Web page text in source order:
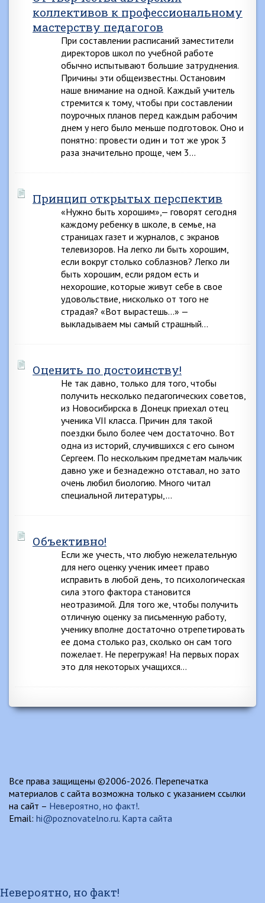
коллективов к профессиональному
мастерству педагогов
При составлении расписаний заместители
директоров школ по учебной работе
обычно испытывают большие затруднения.
Причины эти общеизвестны. Остановим
наше внимание на одной. Каждый учитель
стремится к тому, чтобы при составлении
поурочных планов перед каждым рабочим
днем у него было меньше подготовок. Оно и
понятно: провести один и тот же урок 3
раза значительно проще, чем 3…
Принцип открытых перспектив
«Нужно быть хорошим»,— говорят сегодня
каждому ребенку в школе, в семье, на
страницах газет и журналов, с экранов
телевизоров. На легко ли быть хорошим,
если вокруг столько соблазнов? Легко ли
быть хорошим, если рядом есть и
нехорошие, которые живут себе в свое
удовольствие, нисколько от того не
страдая? «Вот вырастешь…» —
выкладываем мы самый страшный…
Оценить по достоинству!
Не так давно, только для того, чтобы
получить несколько педагогических советов,
из Новосибирска в Донецк приехал отец
ученика VII класса. Причин для такой
поездки было более чем достаточно. Вот
одна из историй, случившихся с его сыном
Сергеем. По нескольким предметам мальчик
давно уже и безнадежно отставал, но зато
очень любил биологию. Много читал
специальной литературы,…
Объективно!
Если же учесть, что любую нежелательную
для него оценку ученик имеет право
исправить в любой день, то психологическая
сила этого фактора становится
неотразимой. Для того же, чтобы получить
отличную оценку за письменную работу,
ученику вполне достаточно отрепетировать
ее дома столько раз, сколько он сам того
пожелает. Не перегружая! На первых порах
это для некоторых учащихся…
Все права защищены ©2006-2026. Перепечатка
материалов с сайта возможна только с указанием ссылки
на сайт – Невероятно, но факт!.
Email: hi@poznovatelno.ru. Карта сайта
Невероятно, но факт!